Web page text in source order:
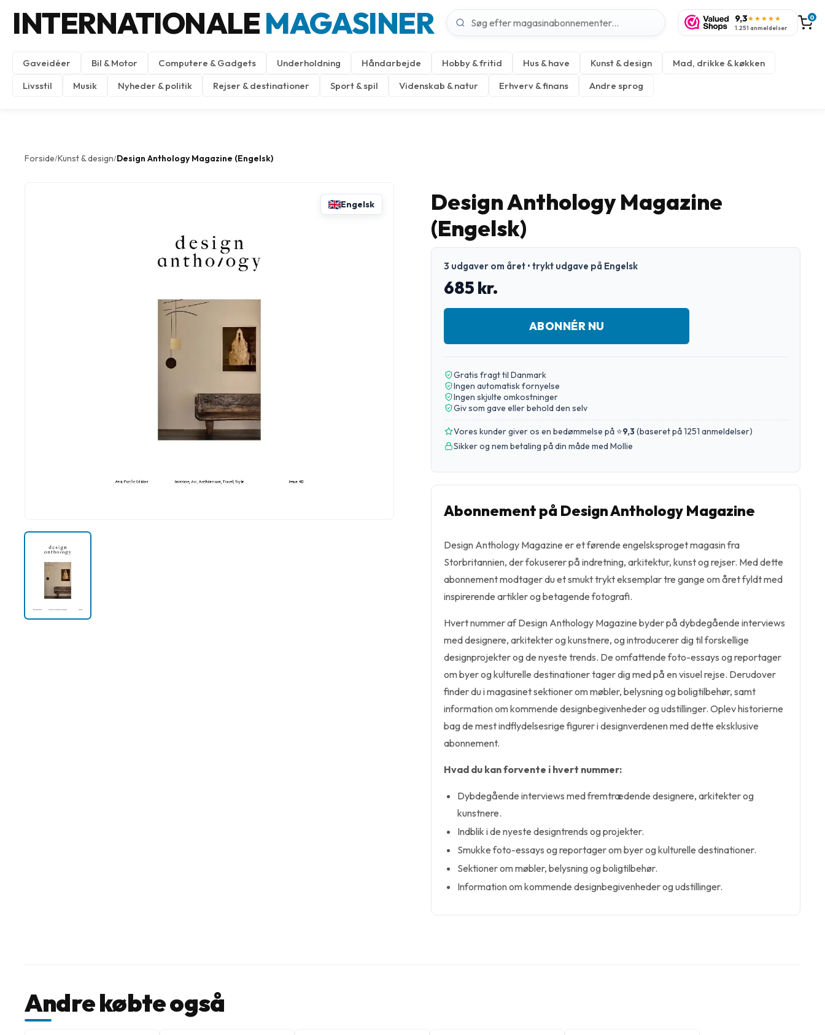
INTERNATIONALEMAGASINER 9,3★★★★★
1.251 anmeldelser
0
Gaveidéer Bil & Motor Computere & Gadgets Underholdning Håndarbejde Hobby & fritid Hus & have Kunst & design
Mad, drikke & køkken
Livsstil
Musik Nyheder & politik Rejser & destinationer Sport & spil Videnskab & natur Erhverv & finans Andre sprog
Forside/Kunst & design/Design Anthology Magazine (Engelsk)
Engelsk
Design Anthology Magazine
(Engelsk)
3 udgaver om året • trykt udgave på Engelsk
685 kr.
ABONNÉR NU
Gratis fragt til Danmark
Ingen automatisk fornyelse
Ingen skjulte omkostninger
Giv som gave eller behold den selv
Vores kunder giver os en bedømmelse på ⭐9,3(baseret på 1251 anmeldelser)
Sikker og nem betaling på din måde med Mollie
Abonnement på Design Anthology Magazine
Design Anthology Magazine er et førende engelsksproget magasin fra
Storbritannien, der fokuserer på indretning, arkitektur, kunst og rejser. Med dette
abonnement modtager du et smukt trykt eksemplar tre gange om året fyldt med
inspirerende artikler og betagende fotografi.
Hvert nummer af Design Anthology Magazine byder på dybdegående interviews
med designere, arkitekter og kunstnere, og introducerer dig til forskellige
designprojekter og de nyeste trends. De omfattende foto-essays og reportager
om byer og kulturelle destinationer tager dig med på en visuel rejse. Derudover
finder du i magasinet sektioner om møbler, belysning og boligtilbehør, samt
information om kommende designbegivenheder og udstillinger. Oplev historierne
bag de mest indflydelsesrige figurer i designverdenen med dette eksklusive
abonnement.
Hvad du kan forvente i hvert nummer:
Dybdegående interviews med fremtrædende designere, arkitekter og
kunstnere.
Indblik i de nyeste designtrends og projekter.
Smukke foto-essays og reportager om byer og kulturelle destinationer.
Sektioner om møbler, belysning og boligtilbehør.
Information om kommende designbegivenheder og udstillinger.
Andre købte også